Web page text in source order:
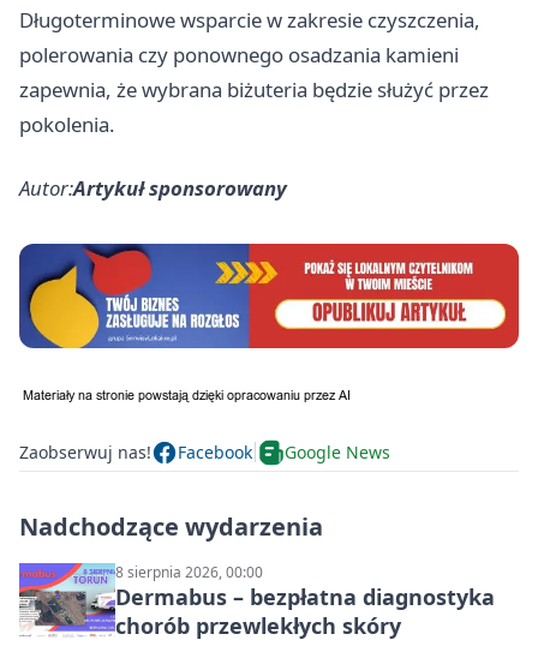
Długoterminowe wsparcie w zakresie czyszczenia,
polerowania czy ponownego osadzania kamieni
zapewnia, że wybrana biżuteria będzie służyć przez
pokolenia.
Autor:Artykuł sponsorowany
Zaobserwuj nas! Facebook Google News
Nadchodzące wydarzenia
8 sierpnia 2026, 00:00
Dermabus – bezpłatna diagnostyka
chorób przewlekłych skóry